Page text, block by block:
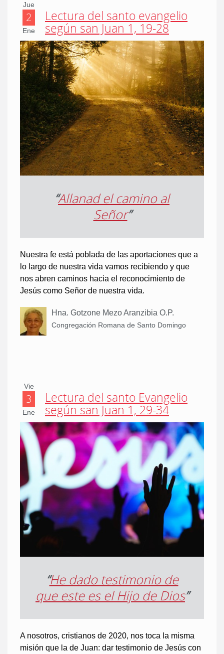
Jue
2
Ene
Lectura del santo evangelio
según san Juan 1, 19-28
“Allanad el camino al
Señor”
Nuestra fe está poblada de las aportaciones que a
lo largo de nuestra vida vamos recibiendo y que
nos abren caminos hacia el reconocimiento de
Jesús como Señor de nuestra vida.
Hna. Gotzone Mezo Aranzibia O.P.
Congregación Romana de Santo Domingo
Vie
3
Ene
Lectura del santo Evangelio
según san Juan 1, 29-34
“He dado testimonio de
que este es el Hijo de Dios”
A nosotros, cristianos de 2020, nos toca la misma
misión que la de Juan: dar testimonio de Jesús con